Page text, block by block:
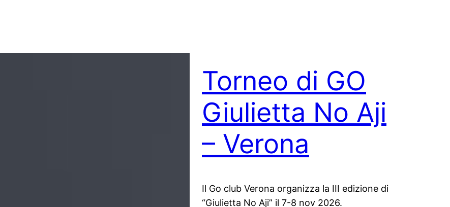
Torneo di GO
Giulietta No Aji
– Verona
Il Go club Verona organizza la III edizione di
“Giulietta No Aji” il 7-8 nov 2026.